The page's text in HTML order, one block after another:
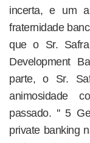
incerta, e um
fraternidade
que o Sr.
Development
parte, o Sr.
animosidade
passado. '' 5
private banking